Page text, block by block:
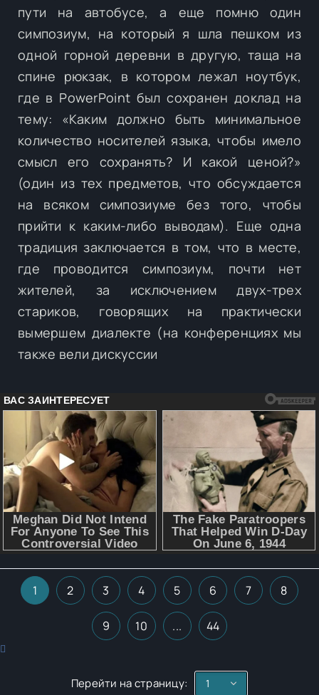
пути на автобусе, а еще помню один
симпозиум, на который я шла пешком из
одной горной деревни в другую, таща на
спине рюкзак, в котором лежал ноутбук,
где в PowerPoint был сохранен доклад на
тему: «Каким должно быть минимальное
количество носителей языка, чтобы имело
смысл его сохранять? И какой ценой?»
(один из тех предметов, что обсуждается
на всяком симпозиуме без того, чтобы
прийти к каким-либо выводам). Еще одна
традиция заключается в том, что в месте,
где проводится симпозиум, почти нет
жителей, за исключением двух-трех
стариков, говорящих на практически
вымершем диалекте (на конференциях мы
также вели дискуссии
1 2 3 4 5 6 7 8
9 10 ... 44
Перейти на страницу: